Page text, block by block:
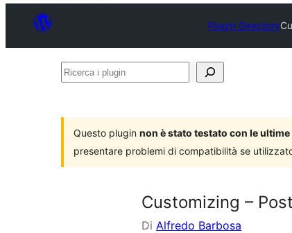
Plugin Directory
Ricerca
Questo plugin non è stato testato con le
presentare problemi di compatibilità se
Customizing –
Di Alfredo Barbosa